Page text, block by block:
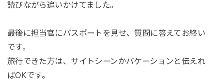
読びながら追いかけてました。
最後に担当官にパスポートを見せ、質問に答えてお終い
です。
旅行できた方は、サイトシーンかバケーションと伝えれ
ばOKです。